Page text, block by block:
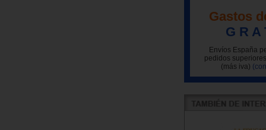
Gastos
G R A
Envíos España
pedidos
(más iva)